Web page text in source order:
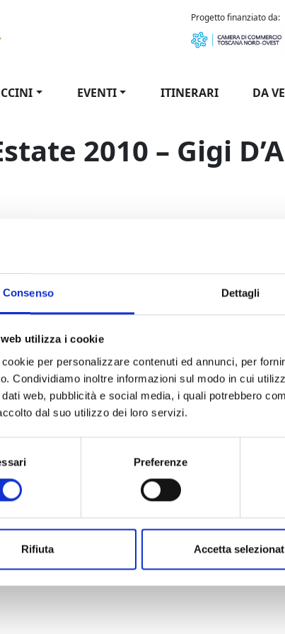
Consenso Dettagli
utilizza i cookie
per personalizzare contenuti ed annunci, per
Condividiamo inoltre informazioni sul modo in cui
web, pubblicità e social media, i quali potrebbero
dal suo utilizzo dei loro servizi.
Preferenze
Rifiuta Accetta
Progetto finanziato da:
EVENTI ITINERARI DA
2010 – Gigi
settembre concerti con i più grandi artisti del
musicale nazionale e internazionale,
teatro-canzone del Festival Gaber, e spettacoli
Domenica 4 luglio: Gigi D’Alessio